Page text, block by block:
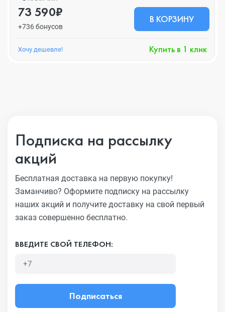
73 590₽
+736 бонусов
В КОРЗИНУ
Хочу дешевле! Купить в 1 клик
Подписка на рассылку
акций
Бесплатная доставка на первую покупку!
Заманчиво? Оформите подписку на рассылку
наших акций и получите доставку на свой первый
заказ совершенно бесплатно.
ВВЕДИТЕ СВОЙ ТЕЛЕФОН:
Подписаться